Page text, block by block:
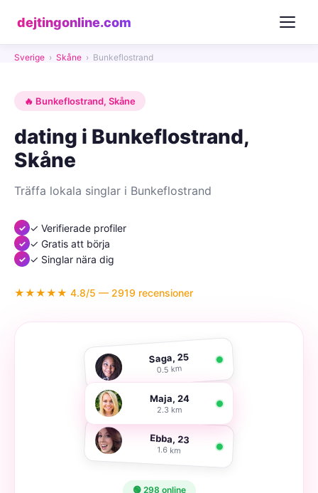
dejtingonline.com
Sverige › Skåne › Bunkeflostrand
🔥 Bunkeflostrand, Skåne
dating i Bunkeflostrand,
Skåne
Träffa lokala singlar i Bunkeflostrand
✓ Verifierade profiler
✓ Gratis att börja
✓ Singlar nära dig
★★★★★ 4.8/5 — 2919 recensioner
Saga, 25
0.5 km
Maja, 24
2.3 km
Ebba, 23
1.6 km
🟢 298 online